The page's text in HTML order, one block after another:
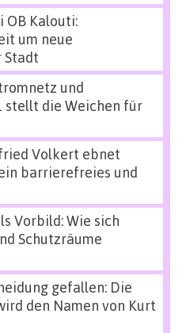
OB Kalouti:
um neue
Stadt
und
stellt die Weichen für
Volkert ebnet
barrierefreies und
Vorbild: Wie sich
Schutzräume
gefallen: Die
den Namen von Kurt